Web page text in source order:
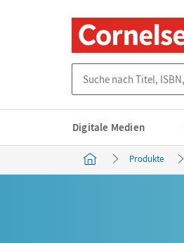
Digitale Medien
Produkte